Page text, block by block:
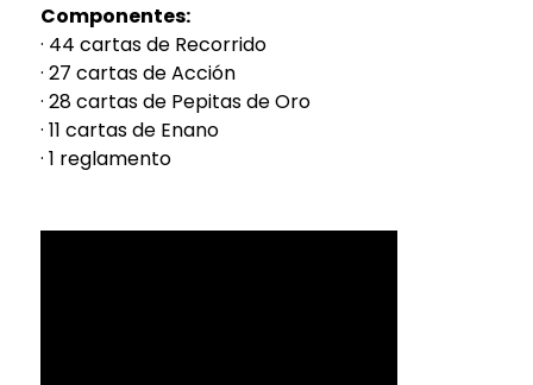
Componentes:
· 44 cartas de Recorrido
· 27 cartas de Acción
· 28 cartas de Pepitas de Oro
· 11 cartas de Enano
· 1 reglamento